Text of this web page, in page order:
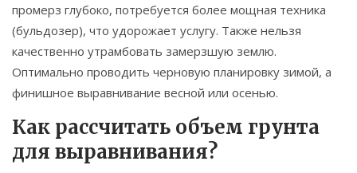
промерз глубоко, потребуется более мощная техника
(бульдозер), что удорожает услугу. Также нельзя
качественно утрамбовать замерзшую землю.
Оптимально проводить черновую планировку зимой, а
финишное выравнивание весной или осенью.
Как рассчитать объем грунта
для выравнивания?